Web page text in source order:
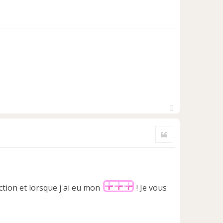
et lorsque j'ai eu mon
! Je vous